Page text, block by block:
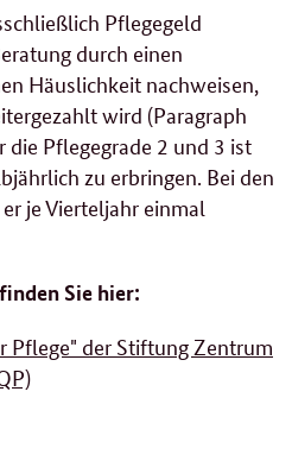
Pflegegeld
durch einen
Häuslichkeit nachweisen,
wird (Paragraph
die Pflegegrade 2 und 3 ist
zu erbringen. Bei den
je Vierteljahr einmal
Sie hier:
Pflege" der Stiftung Zentrum